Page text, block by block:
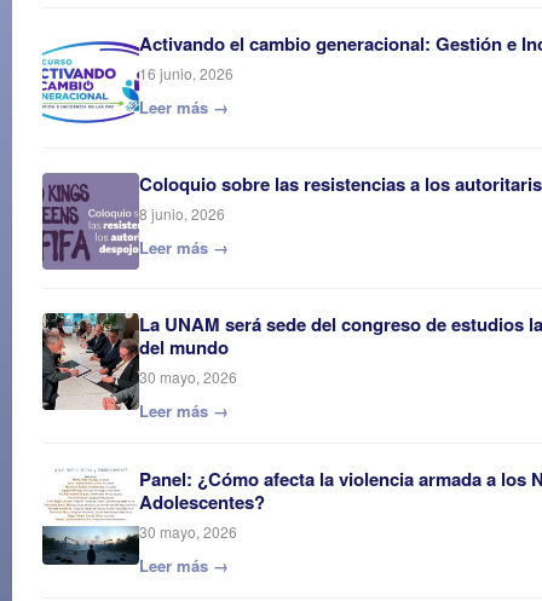
Activando el cambio generacional: Gestión e
16 junio, 2026
Leer más →
Coloquio sobre las resistencias a los
8 junio, 2026
Leer más →
La UNAM será sede del congreso de estudios
del mundo
30 mayo, 2026
Leer más →
Panel: ¿Cómo afecta la violencia armada a los
Adolescentes?
30 mayo, 2026
Leer más →